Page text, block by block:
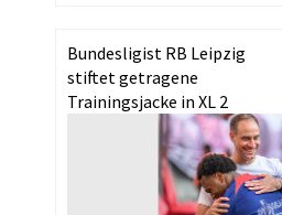
Bundesligist RB Leipzig
stiftet getragene
Trainingsjacke in XL 2